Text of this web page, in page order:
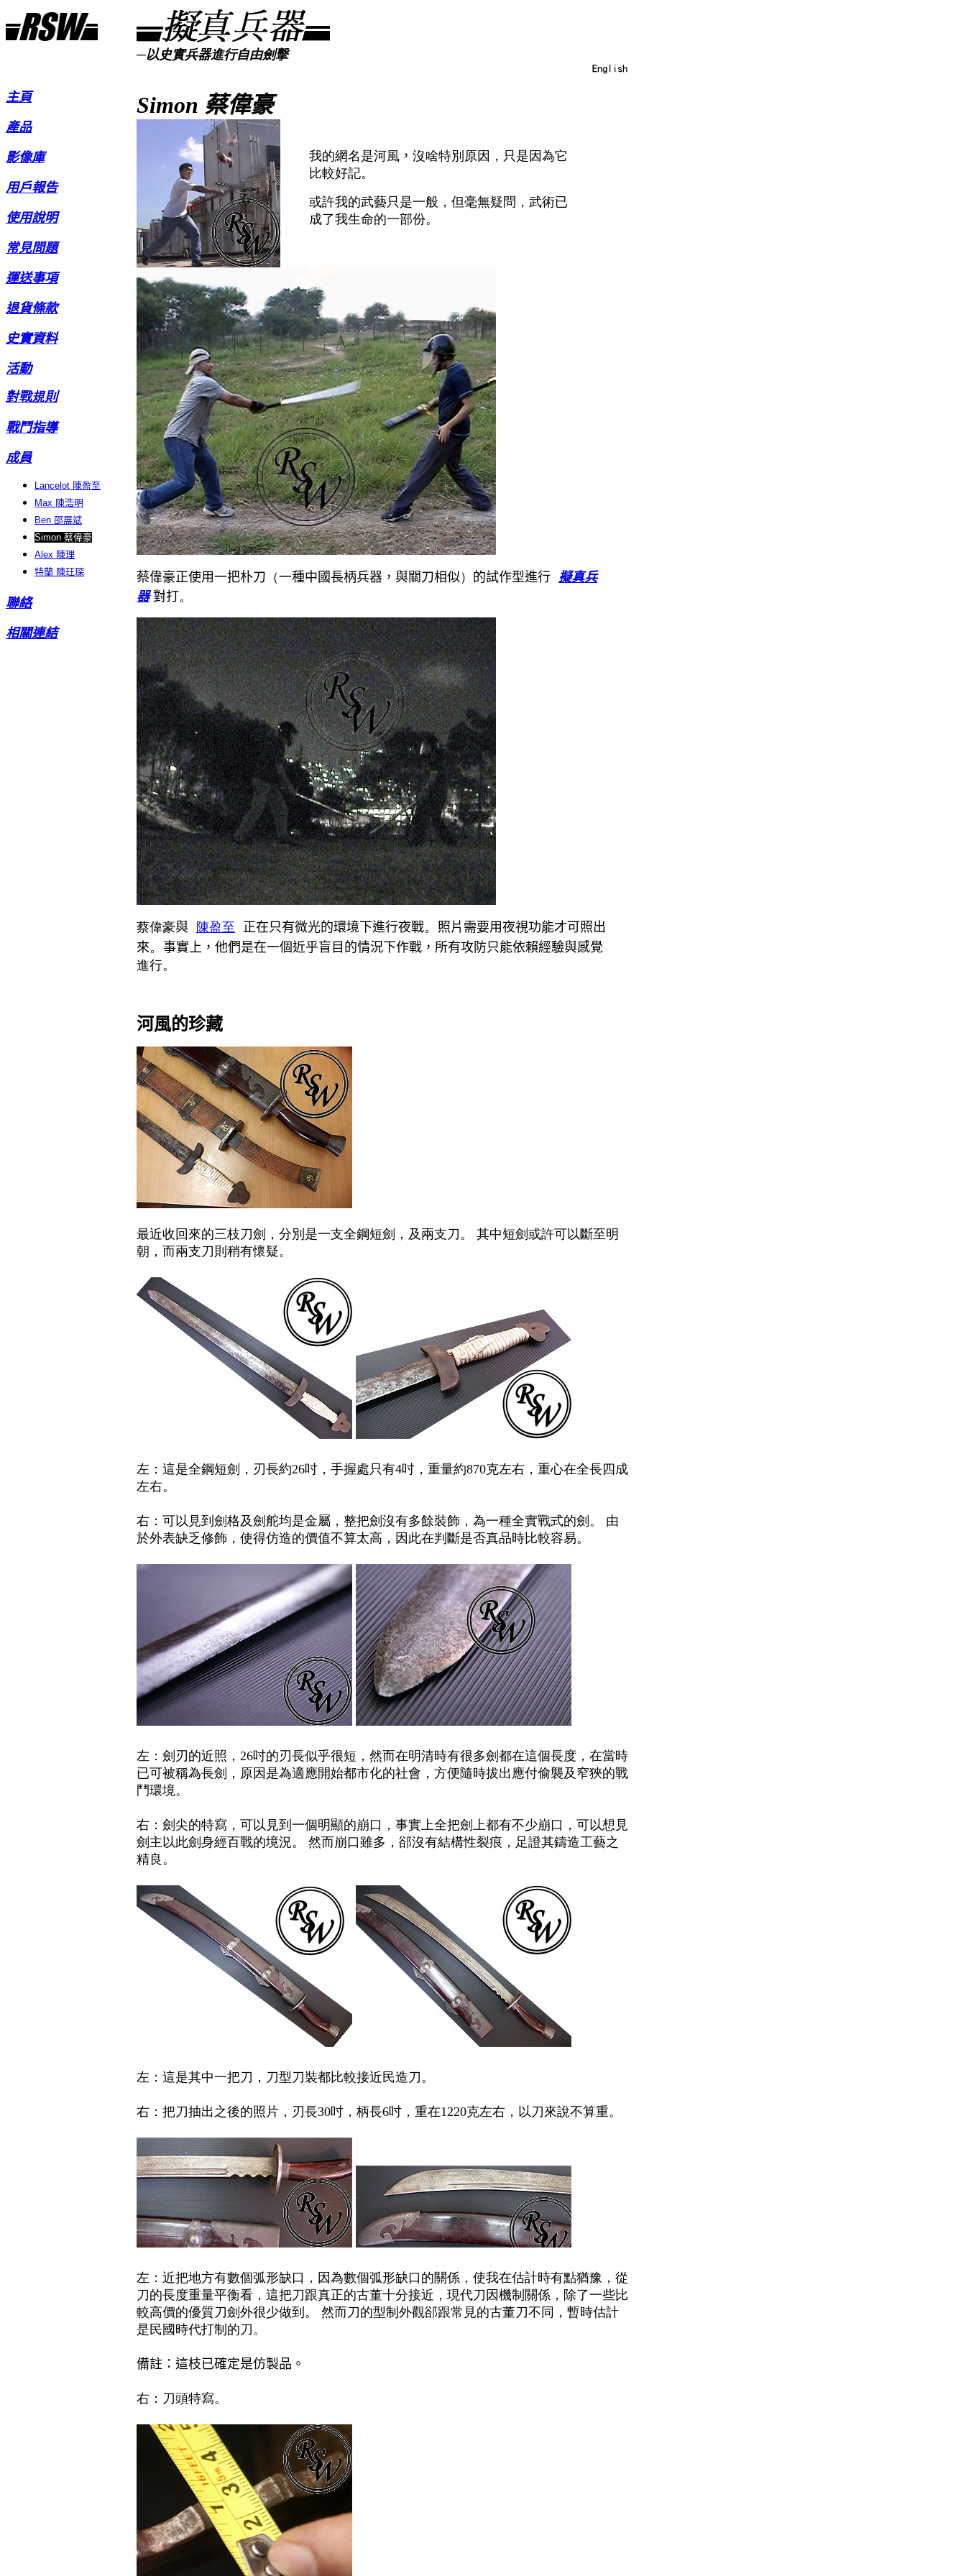
─以史實兵器進行自由劍擊
主頁
產品
影像庫
用戶報告
使用說明
常見問題
運送事項
退貨條款
史實資料
活動
對戰規則
戰鬥指導
成員
Lancelot 陳盈至
Max 陳浩明
Ben 邵展斌
Simon 蔡偉豪
Alex 陳理
特蘭 陳玨琛
聯絡
相關連結
Simon 蔡偉豪
我的網名是河風 ， 沒啥特別原因，只是因為它
比較好記。
或許我的武藝只是一般，但毫無疑問，武術已
成了我生命的一部份。
蔡偉豪正使用一把朴刀 （一種中國長柄兵器，與關刀相似） 的試作型進行 擬真兵
器 對打 。
蔡偉豪與 陳盈至 正在只有微光的環境下進行夜戰。 照片需要用夜視功能才可照出
來。 事實上，他們是在一個近乎盲目的情況下作戰，所有攻防只能依賴經驗與感覺
進行。
河風的珍藏
最近收回來的三枝刀劍 ， 分別是一支全鋼短劍 ， 及兩支刀 。 其中短劍或許可以斷至明
朝 ， 而兩支刀則稍有懷疑。
左：這是全鋼短劍 ， 刃長約26吋 ， 手握處只有4吋 ， 重量約870克左右 ， 重心在全長四成
左右。
右：可以見到劍格及劍舵均是金屬 ， 整把劍沒有多餘裝飾 ， 為一種全實戰式的劍 。 由
於外表缺乏修飾 ， 使得仿造的價值不算太高 ， 因此在判斷是否真品時比較容易。
左：劍刃的近照 ，26吋的刃長似乎很短 ， 然而在明清時有很多劍都在這個長度 ， 在當時
已可被稱為長劍 ， 原因是為適應開始都市化的社會 ， 方便隨時拔出應付偷襲及窄狹的戰
鬥環境。
右：劍尖的特寫 ， 可以見到一個明顯的崩口 ， 事實上全把劍上都有不少崩口 ， 可以想見
劍主以此劍身經百戰的境況。 然而崩口雖多 ， 郤沒有結構性裂痕 ， 足證其鑄造工藝之
精良 。
左：這是其中一把刀 ， 刀型刀裝都比較接近民造刀 。
右：把刀抽出之後的照片 ， 刃長30吋 ， 柄長6吋 ， 重在1220克左右 ， 以刀來說不算重。
左：近把地方有數個弧形缺口 ， 因為數個弧形缺口的關係 ， 使我在估計時有點猶豫 ， 從
刀的長度重量平衡看 ， 這把刀跟真正的古董十分接近 ， 現代刀因機制關係 ， 除了一些比
較高價的優質刀劍外很少做到 。 然而刀的型制外觀郤跟常見的古董刀不同 ， 暫時估計
是民國時代打制的刀 。
備註：這枝已確定是仿製品。
右：刀頭特寫。